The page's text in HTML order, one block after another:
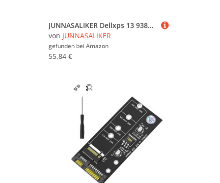
JUNNASALIKER Dellxps 13 9380 7390 CPU Kühlventilator Mit Heizküste 0WCX2D Getestet
von JUNNASALIKER
gefunden bei Amazon
55,84 €